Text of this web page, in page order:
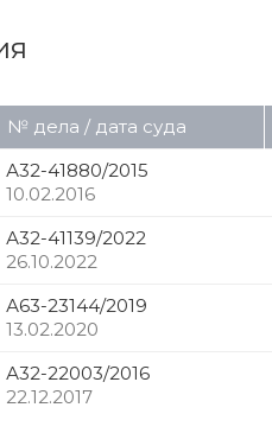
№ дела / дата суда
А32-41880/2015
10.02.2016
А32-41139/2022
26.10.2022
А63-23144/2019
13.02.2020
А32-22003/2016
22.12.2017